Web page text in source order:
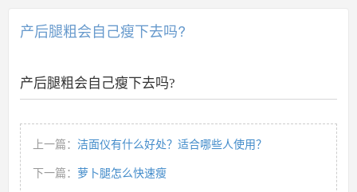
产后腿粗会自己瘦下去吗?
产后腿粗会自己瘦下去吗?
上一篇： 洁面仪有什么好处？适合哪些人使用？
下一篇： 萝卜腿怎么快速瘦